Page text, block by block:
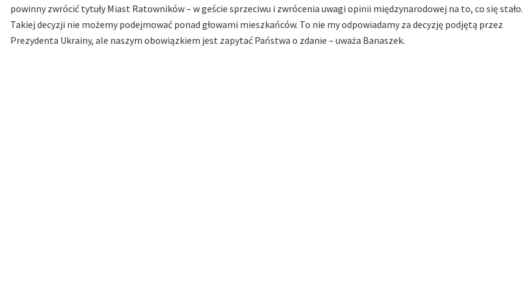
powinny zwrócić tytuły Miast Ratowników – w geście sprzeciwu i zwrócenia uwagi opinii międzynarodowej na to, co się stało.
Takiej decyzji nie możemy podejmować ponad głowami mieszkańców. To nie my odpowiadamy za decyzję podjętą przez
Prezydenta Ukrainy, ale naszym obowiązkiem jest zapytać Państwa o zdanie – uważa Banaszek.